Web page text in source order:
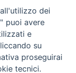
dei
puoi avere
e
su
proseguirai
tecnici.